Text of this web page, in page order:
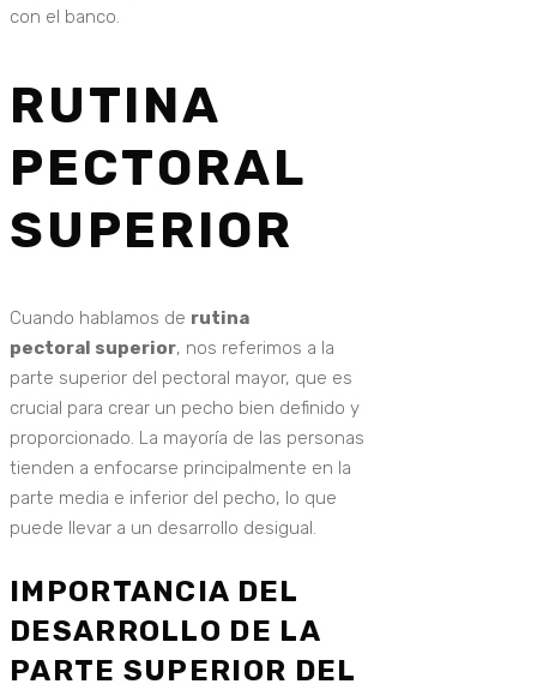
con el banco.
RUTINA
PECTORAL
SUPERIOR
Cuando hablamos de rutina
pectoral superior, nos referimos a la
parte superior del pectoral mayor, que es
crucial para crear un pecho bien definido y
proporcionado. La mayoría de las personas
tienden a enfocarse principalmente en la
parte media e inferior del pecho, lo que
puede llevar a un desarrollo desigual.
IMPORTANCIA DEL
DESARROLLO DE LA
PARTE SUPERIOR DEL